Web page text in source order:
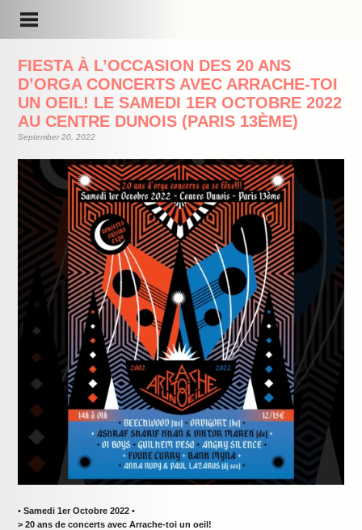
FIESTA À L’OCCASION DES 20 ANS
D’ORGA CONCERTS AVEC ARRACHE-TOI
UN OEIL! LE SAMEDI 1ER OCTOBRE 2022
AU CENTRE DUNOIS (PARIS 13ÈME)
September 20, 2022
• Samedi 1er Octobre 2022 •
> 20 ans de concerts avec Arrache-toi un oeil!